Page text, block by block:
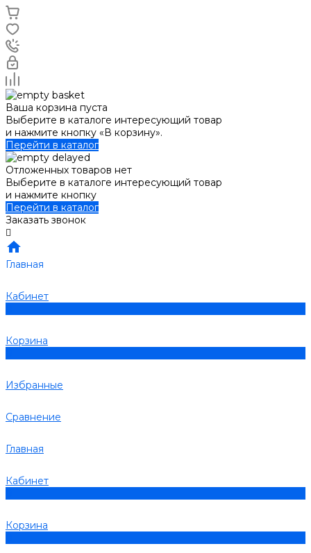
Ваша корзина пуста
Выберите в каталоге интересующий товар
и нажмите кнопку «В корзину».
Перейти в каталог
Отложенных товаров нет
Выберите в каталоге интересующий товар
и нажмите кнопку
Перейти в каталог
Заказать звонок
Главная
Кабинет
Корзина
Избранные
Сравнение
Главная
Кабинет
Корзина